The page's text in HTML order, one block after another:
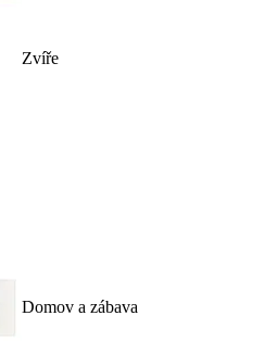
Zvíře
Domov a zábava